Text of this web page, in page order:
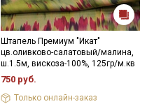
Штапель Премиум "Икат"
цв.оливково-салатовый/малина,
ш.1.5м, вискоза-100%, 125гр/м.кв
750 руб.
Только онлайн-заказ